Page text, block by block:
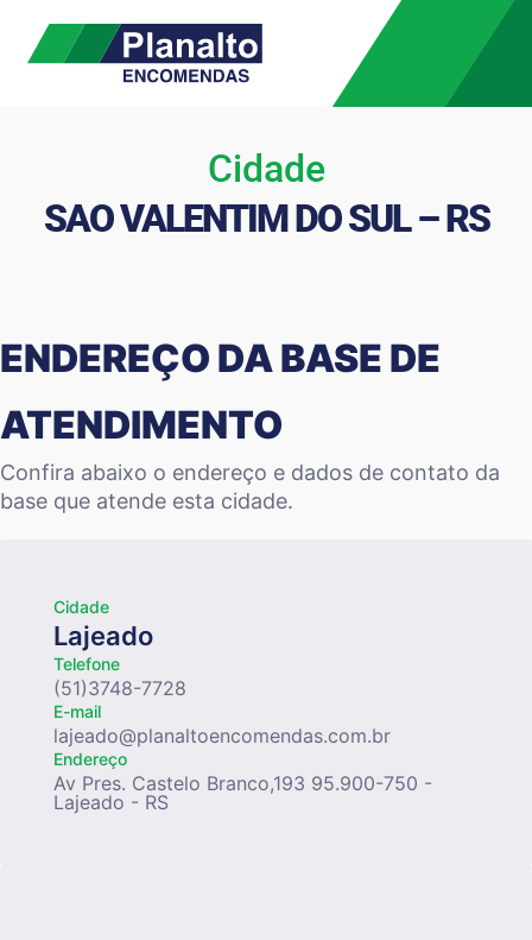
Cidade
SAO VALENTIM DO SUL – RS
ENDEREÇO DA BASE DE
ATENDIMENTO
Confira abaixo o endereço e dados de contato da
base que atende esta cidade.
Cidade
Lajeado
Telefone
(51)3748-7728
E-mail
lajeado@planaltoencomendas.com.br
Endereço
Av Pres. Castelo Branco,193 95.900-750 -
Lajeado - RS